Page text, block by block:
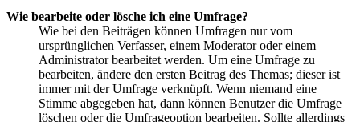
Wie bearbeite oder lösche ich eine Umfrage?
Wie bei den Beiträgen können Umfragen nur vom
ursprünglichen Verfasser, einem Moderator oder einem
Administrator bearbeitet werden. Um eine Umfrage zu
bearbeiten, ändere den ersten Beitrag des Themas; dieser ist
immer mit der Umfrage verknüpft. Wenn niemand eine
Stimme abgegeben hat, dann können Benutzer die Umfrage
löschen oder die Umfrageoption bearbeiten. Sollte allerdings